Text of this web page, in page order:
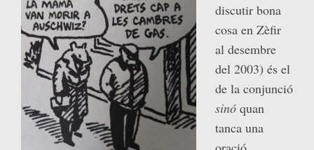
discutir bona
cosa en Zèfir
al desembre
del 2003) és el
de la conjunció
sinó quan
tanca una